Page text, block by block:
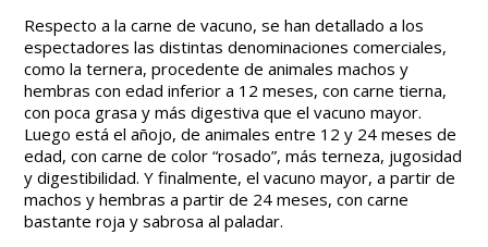
Respecto a la carne de vacuno, se han detallado a los
espectadores las distintas denominaciones comerciales,
como la ternera, procedente de animales machos y
hembras con edad inferior a 12 meses, con carne tierna,
con poca grasa y más digestiva que el vacuno mayor.
Luego está el añojo, de animales entre 12 y 24 meses de
edad, con carne de color “rosado”, más terneza, jugosidad
y digestibilidad. Y finalmente, el vacuno mayor, a partir de
machos y hembras a partir de 24 meses, con carne
bastante roja y sabrosa al paladar.